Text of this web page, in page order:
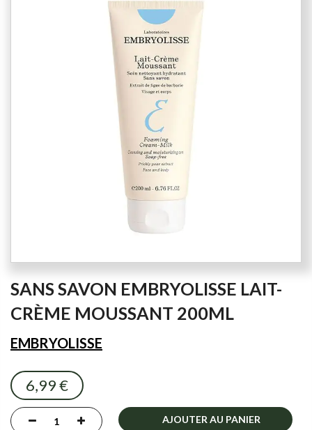
to
beginning
of
the
images
gallery
SANS SAVON EMBRYOLISSE LAIT-
CRÈME MOUSSANT 200ML
EMBRYOLISSE
6,99 €
AJOUTER AU PANIER